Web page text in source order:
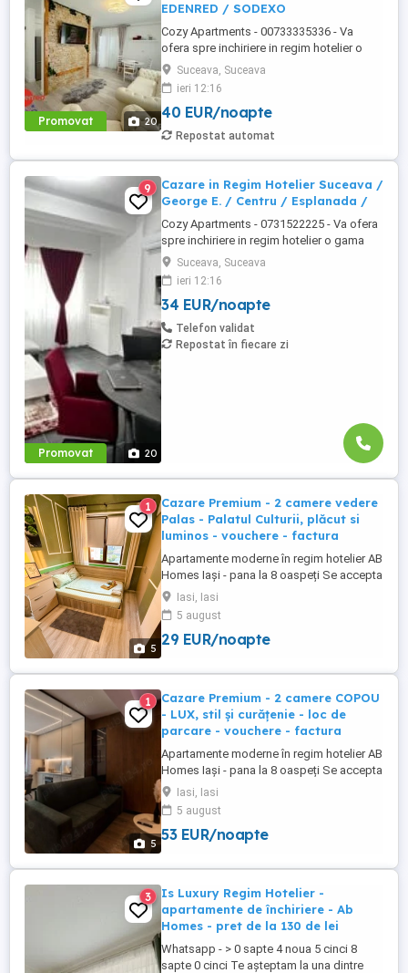
Promovat 20
EDENRED / SODEXO
Cozy Apartments - 00733335336 - Va
ofera spre inchiriere in regim hotelier o
gama variata de apartamente si
garsoniere situate in puncte cheie ale
orasului Suceava: Bulevardul George
Enescu. Kaufland George Enescu In
centrul Orasului pe Esplanada langa
McDonald's. Zamca Bulevardul 1 Mai
Obcini ...
Suceava, Suceava
ieri 12:16
40 EUR/noapte
Repostat automat
Promovat 20
9
Cazare in Regim Hotelier Suceava /
George E. / Centru / Esplanada /
Cozy Apartments - 0731522225 - Va ofera
spre inchiriere in regim hotelier o gama
variata de apartamente si garsoniere
situate in puncte cheie ale orasului
Suceava: Bulevardul George Enescu. In
centrul Orasului pe Esplanada langa
McDonald's. Bulevardul 1 Mai Obcini
Zamca Burdujeni Ipotesti Pentru ...
Suceava, Suceava
ieri 12:16
34 EUR/noapte
Telefon validat
Repostat în fiecare zi
5
1
Cazare Premium - 2 camere vedere
Palas - Palatul Culturii, plăcut si
luminos - vouchere - factura
Apartamente moderne în regim hotelier AB
Homes Iași - pana la 8 oaspeți Se accepta
plata cu vochere de vacanță - se oferă
factura whatsapp: #zero #sapte #patru
#noua #cinci #cinci #opt #șapte #zero
#cinci Descoperă confortul de acasă în
cele mai căutate zone din ...
Iasi, Iasi
5 august
29 EUR/noapte
5
1
Cazare Premium - 2 camere COPOU
- LUX, stil și curățenie - loc de
parcare - vouchere - factura
Apartamente moderne în regim hotelier AB
Homes Iași - pana la 8 oaspeți Se accepta
plata cu vochere de vacanță - se oferă
factura whatsapp: zero șapte patru noua
cinci cinci opt șapte zero cinci Descoperă
confortul de acasă în apartamentele AB
zone din Iași ...
Iasi, Iasi
5 august
53 EUR/noapte
3
Is Luxury Regim Hotelier -
apartamente de închiriere - Ab
Homes - pret de la 130 de lei
Whatsapp - > 0 sapte 4 noua 5 cinci 8
sapte 0 cinci Te așteptam la una dintre